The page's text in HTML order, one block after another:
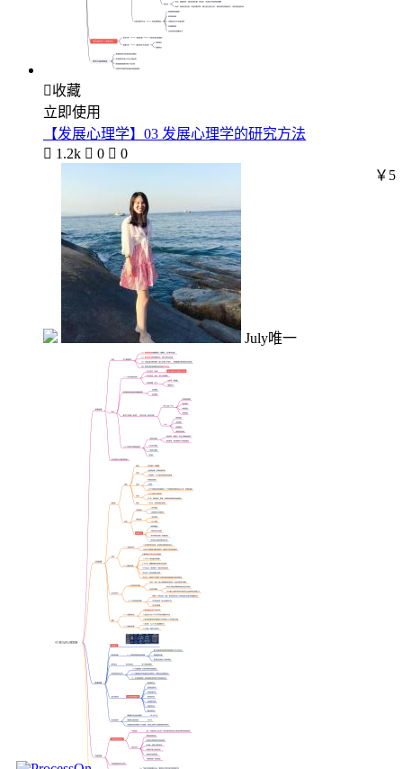
收藏
立即使用
【发展心理学】03 发展心理学的研究方法
 1.2k  0  0
July唯一
￥5